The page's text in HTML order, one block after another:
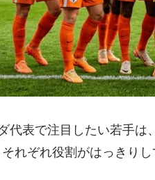
代表で注目したい若手
れぞれ役割がはっきり